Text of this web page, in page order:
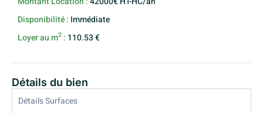
Disponibilité : Immédiate
Loyer au m2 : 110.53 €
Détails du bien
Détails Surfaces